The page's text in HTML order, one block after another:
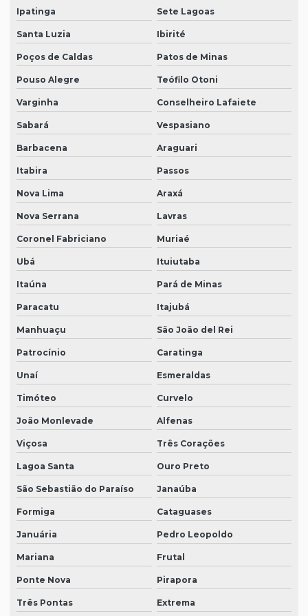
Ipatinga Sete Lagoas
Santa Luzia Ibirité
Poços de Caldas Patos de Minas
Pouso Alegre Teófilo Otoni
Varginha Conselheiro Lafaiete
Sabará Vespasiano
Barbacena Araguari
Itabira Passos
Nova Lima Araxá
Nova Serrana Lavras
Coronel Fabriciano Muriaé
Ubá Ituiutaba
Itaúna Pará de Minas
Paracatu Itajubá
Manhuaçu São João del Rei
Patrocínio Caratinga
Unaí Esmeraldas
Timóteo Curvelo
João Monlevade Alfenas
Viçosa Três Corações
Lagoa Santa Ouro Preto
São Sebastião do Paraíso Janaúba
Formiga Cataguases
Januária Pedro Leopoldo
Mariana Frutal
Ponte Nova Pirapora
Três Pontas Extrema